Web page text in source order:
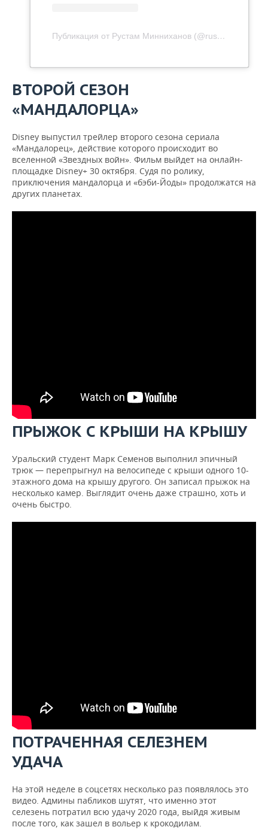
Публикация от Рустам Минниханов (@rusminnikhanov)
ВТОРОЙ СЕЗОН
«МАНДАЛОРЦА»
Disney выпустил трейлер второго сезона сериала
«Мандалорец», действие которого происходит во
вселенной «Звездных войн». Фильм выйдет на онлайн-
площадке Disney+ 30 октября. Судя по ролику,
приключения мандалорца и «бэби-Йоды» продолжатся на
других планетах.
ПРЫЖОК С КРЫШИ НА КРЫШУ
Уральский студент Марк Семенов выполнил эпичный
трюк — перепрыгнул на велосипеде с крыши одного 10-
этажного дома на крышу другого. Он записал прыжок на
несколько камер. Выглядит очень даже страшно, хоть и
очень быстро.
ПОТРАЧЕННАЯ СЕЛЕЗНЕМ
УДАЧА
На этой неделе в соцсетях несколько раз появлялось это
видео. Админы пабликов шутят, что именно этот
селезень потратил всю удачу 2020 года, выйдя живым
после того, как зашел в вольер к крокодилам.